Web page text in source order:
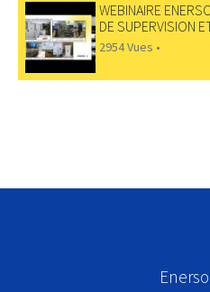
WEBINAIRE ENERSOL NOUVELLE PLATEFORME
DE SUPERVISION
2954 Vues •